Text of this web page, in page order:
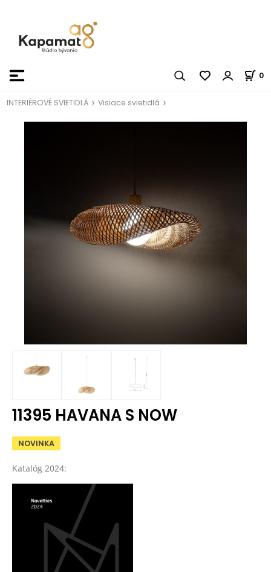
0
INTERIÉROVÉ SVIETIDLÁ Visiace svietidlá
11395 HAVANA S NOW
NOVINKA
Katalóg 2024: